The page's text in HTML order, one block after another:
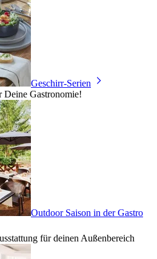
Geschirr-Serien
Deine Gastronomie!
Outdoor Saison in der Gastro
für deinen Außenbereich